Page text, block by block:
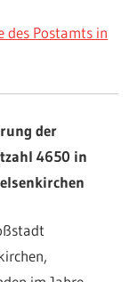
des Postamts in
der
4650 in